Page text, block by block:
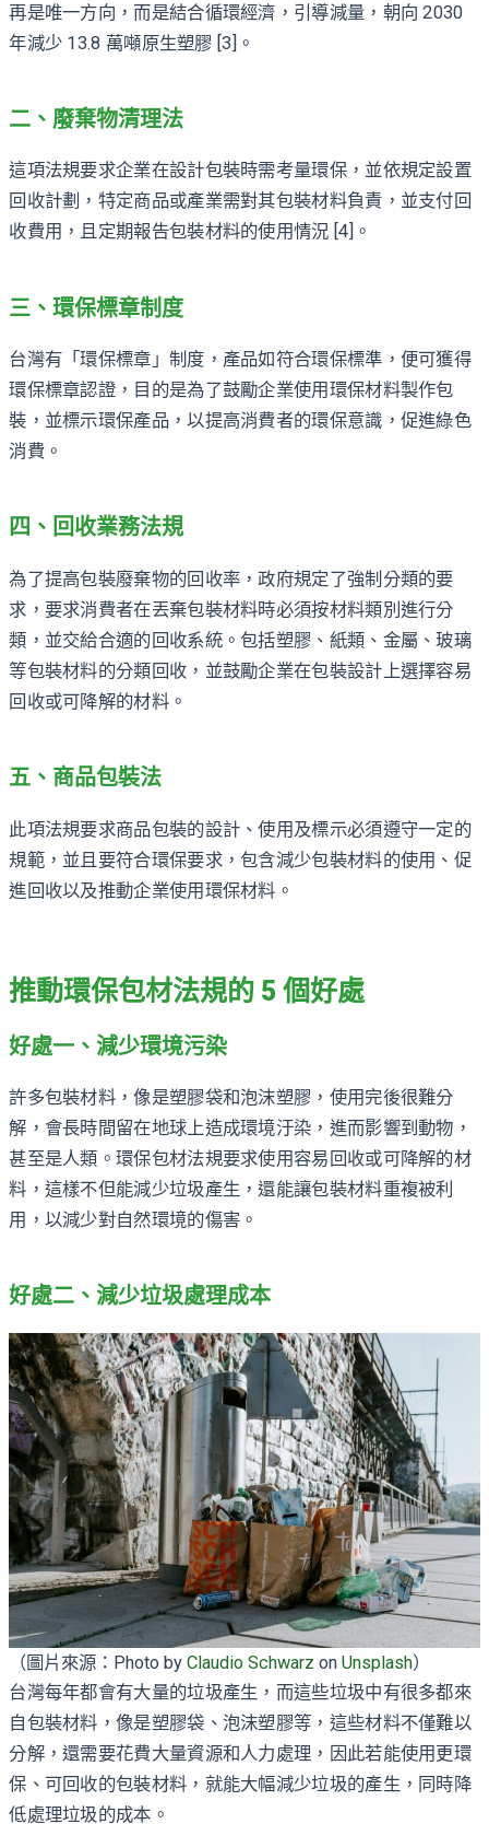
再是唯一方向，而是結合循環經濟，引導減量，朝向 2030
年減少 13.8 萬噸原生塑膠 [3]。
二、廢棄物清理法
這項法規要求企業在設計包裝時需考量環保，並依規定設置
回收計劃，特定商品或產業需對其包裝材料負責，並支付回
收費用，且定期報告包裝材料的使用情況 [4]。
三、環保標章制度
台灣有「環保標章」制度，產品如符合環保標準，便可獲得
環保標章認證，目的是為了鼓勵企業使用環保材料製作包
裝，並標示環保產品，以提高消費者的環保意識，促進綠色
消費。
四、回收業務法規
為了提高包裝廢棄物的回收率，政府規定了強制分類的要
求，要求消費者在丟棄包裝材料時必須按材料類別進行分
類，並交給合適的回收系統。包括塑膠、紙類、金屬、玻璃
等包裝材料的分類回收，並鼓勵企業在包裝設計上選擇容易
回收或可降解的材料。
五、商品包裝法
此項法規要求商品包裝的設計、使用及標示必須遵守一定的
規範，並且要符合環保要求，包含減少包裝材料的使用、促
進回收以及推動企業使用環保材料。
推動環保包材法規的 5 個好處
好處一、減少環境污染
許多包裝材料，像是塑膠袋和泡沫塑膠，使用完後很難分
解，會長時間留在地球上造成環境汙染，進而影響到動物，
甚至是人類。環保包材法規要求使用容易回收或可降解的材
料，這樣不但能減少垃圾產生，還能讓包裝材料重複被利
用，以減少對自然環境的傷害。
好處二、減少垃圾處理成本
（圖片來源：Photo byClaudio Schwarz onUnsplash）
台灣每年都會有大量的垃圾產生，而這些垃圾中有很多都來
自包裝材料，像是塑膠袋、泡沫塑膠等，這些材料不僅難以
分解，還需要花費大量資源和人力處理，因此若能使用更環
保、可回收的包裝材料，就能大幅減少垃圾的產生，同時降
低處理垃圾的成本。